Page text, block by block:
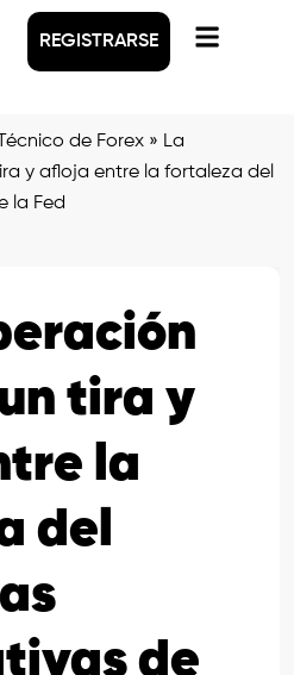
REGISTRARSE
de Forex » La
y afloja entre la fortaleza del
la Fed
tira y
la
del
de